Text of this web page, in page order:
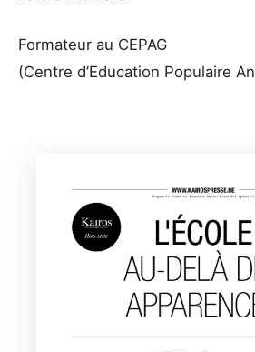
Formateur au CEPAG
(Centre d’Education Populaire